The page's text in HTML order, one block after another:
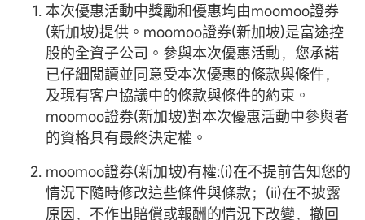
本次優惠活動中獎勵和優惠均由moomoo證券
(新加坡)提供。moomoo證券(新加坡)是富途控
股的全資子公司。參與本次優惠活動，您承諾
已仔細閲讀並同意受本次優惠的條款與條件，
及現有客户協議中的條款與條件的約束。
moomoo證券(新加坡)對本次優惠活動中參與者
的資格具有最終決定權。
moomoo證券(新加坡)有權:(i)在不提前告知您的
情況下隨時修改這些條件與條款；(ii)在不披露
原因，不作出賠償或報酬的情況下改變，撤回